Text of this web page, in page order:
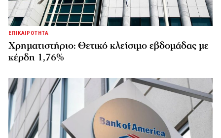
ΕΠΙΚΑΙΡΟΤΗΤΑ
Χρηματιστήριο: Θετικό κλείσιμο εβδομάδας με
κέρδη 1,76%